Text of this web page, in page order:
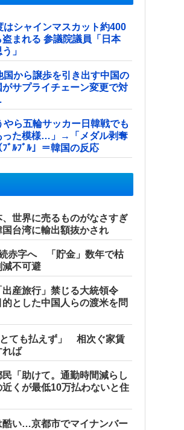
はシャインマスカット約400
まれる 参議院議員「日本
」
国から譲歩を引き出す中国の
サプライチェーン変更で対
やら五輪サッカー日韓戦でも
った模様…」→「メダル剥奪
ﾞﾙﾌﾞﾙ」＝韓国の反応
世界に売るものがなさすぎ
台湾に輸出額抜かされ
続赤字へ 「貯金」数年で枯
減不可避
出産旅行」禁じる大統領令
とした中国人らの渡米を問
ても払えず」 相次ぐ家賃
れば
民「助けて。通勤時間減らし
くが最低10万払わないと住
酷い…京都市でマイナンバー